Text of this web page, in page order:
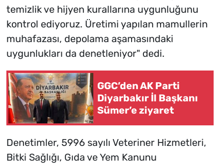
temizlik ve hijyen kurallarına uygunluğunu
kontrol ediyoruz. Üretimi yapılan mamullerin
muhafazası, depolama aşamasındaki
uygunlukları da denetleniyor" dedi.
GGC’den AK Parti
Diyarbakır İl Başkanı
Sümer’e ziyaret
Denetimler, 5996 sayılı Veteriner Hizmetleri,
Bitki Sağlığı, Gıda ve Yem Kanunu